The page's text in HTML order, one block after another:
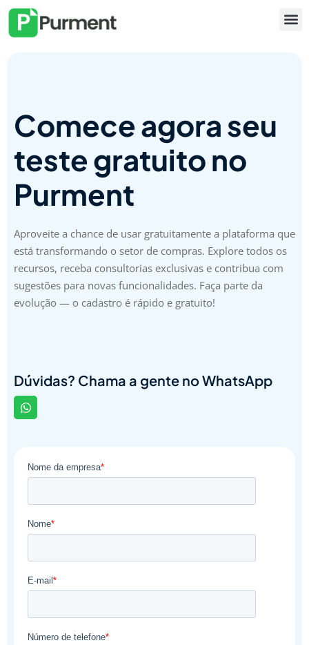
Comece agora seu
teste gratuito no
Purment
Aproveite a chance de usar gratuitamente a plataforma que
está transformando o setor de compras. Explore todos os
recursos, receba consultorias exclusivas e contribua com
sugestões para novas funcionalidades. Faça parte da
evolução — o cadastro é rápido e gratuito!
Dúvidas? Chama a gente no WhatsApp